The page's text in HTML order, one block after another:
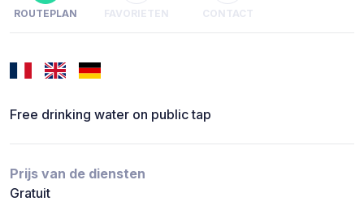
ROUTEPLAN FAVORIETEN CONTACT
Free drinking water on public tap
Prijs van de diensten
Gratuit